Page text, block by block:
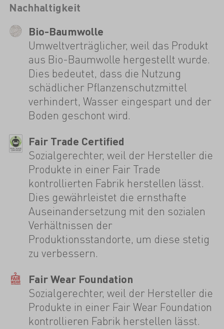
Nachhaltigkeit
Bio-Baumwolle
Umweltverträglicher, weil das Produkt
aus Bio-Baumwolle hergestellt wurde.
Dies bedeutet, dass die Nutzung
schädlicher Pflanzenschutzmittel
verhindert, Wasser eingespart und der
Boden geschont wird.
Fair Trade Certified
Sozialgerechter, weil der Hersteller die
Produkte in einer Fair Trade
kontrollierten Fabrik herstellen lässt.
Dies gewährleistet die ernsthafte
Auseinandersetzung mit den sozialen
Verhältnissen der
Produktionsstandorte, um diese stetig
zu verbessern.
Fair Wear Foundation
Sozialgerechter, weil der Hersteller die
Produkte in einer Fair Wear Foundation
kontrollieren Fabrik herstellen lässt.